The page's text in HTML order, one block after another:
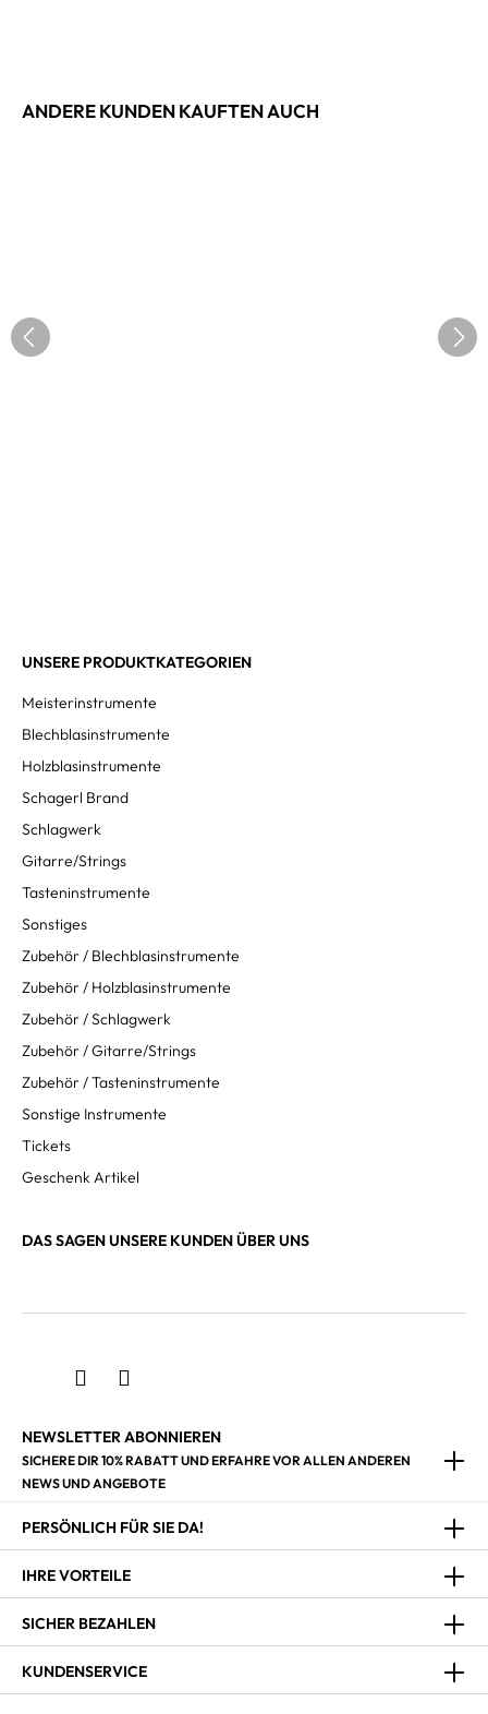
ANDERE KUNDEN KAUFTEN AUCH
UNSERE PRODUKTKATEGORIEN
Meisterinstrumente
Blechblasinstrumente
Holzblasinstrumente
Schagerl Brand
Schlagwerk
Gitarre/Strings
Tasteninstrumente
Sonstiges
Zubehör / Blechblasinstrumente
Zubehör / Holzblasinstrumente
Zubehör / Schlagwerk
Zubehör / Gitarre/Strings
Zubehör / Tasteninstrumente
Sonstige Instrumente
Tickets
Geschenk Artikel
DAS SAGEN UNSERE KUNDEN ÜBER UNS
NEWSLETTER ABONNIEREN
SICHERE DIR 10% RABATT UND ERFAHRE VOR ALLEN ANDEREN
NEWS UND ANGEBOTE
PERSÖNLICH FÜR SIE DA!
IHRE VORTEILE
SICHER BEZAHLEN
KUNDENSERVICE